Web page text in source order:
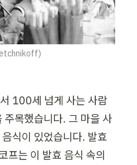
100세 넘게 사는 사람
주목했습니다. 그 마을 사
식이 있었습니다. 발효
프는 이 발효 음식 속의